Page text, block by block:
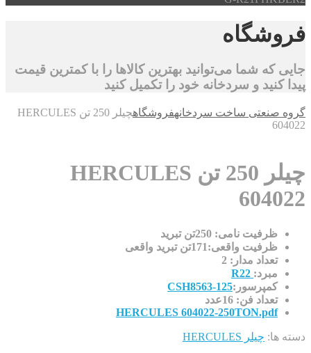
شما می‌توانید بهترین کالاها را با کمترین قیمت
و سردخانه خود را تکمیل کنید
صنعتی ساخت سردخانهفروشگاه
چیلر 250 تن HERCULES
چیلر 250 تن HERCULES
ظرفیت نامی: 250تن تبرید
ظرفیت واقعی:171تن تبرید واقعی
تعداد مدار: 2
مبرد:
کمپرسور:CSH8563-125
تعداد فن: 16عدد
HERCULES 604022-250TON.pdf
چیلر HERCULES